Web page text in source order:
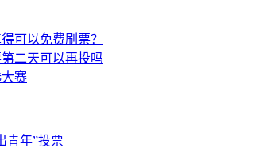
可以免费刷票？
二天可以再投吗
赛
青年”投票